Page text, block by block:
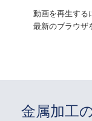
動画を再生する
最新のブラウザ
金属加工